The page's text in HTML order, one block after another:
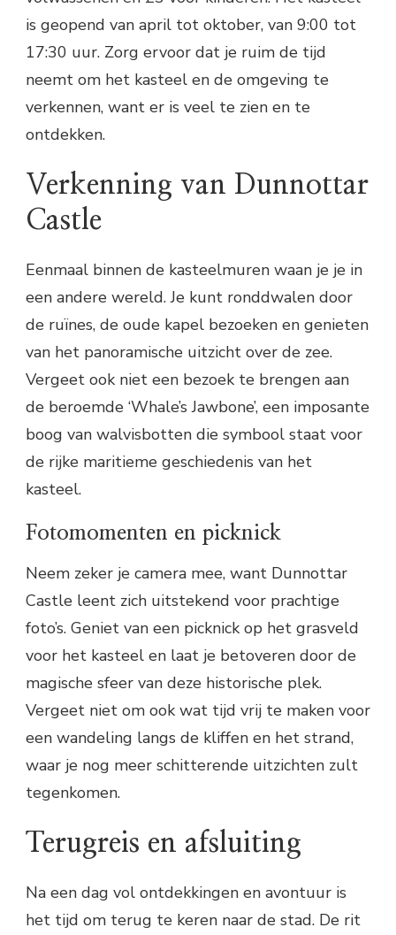
is geopend van april tot oktober, van 9:00 tot
17:30 uur. Zorg ervoor dat je ruim de tijd
neemt om het kasteel en de omgeving te
verkennen, want er is veel te zien en te
ontdekken.
Verkenning van Dunnottar
Castle
Eenmaal binnen de kasteelmuren waan je je in
een andere wereld. Je kunt ronddwalen door
de ruïnes, de oude kapel bezoeken en genieten
van het panoramische uitzicht over de zee.
Vergeet ook niet een bezoek te brengen aan
de beroemde ‘Whale’s Jawbone’, een imposante
boog van walvisbotten die symbool staat voor
de rijke maritieme geschiedenis van het
kasteel.
Fotomomenten en picknick
Neem zeker je camera mee, want Dunnottar
Castle leent zich uitstekend voor prachtige
foto’s. Geniet van een picknick op het grasveld
voor het kasteel en laat je betoveren door de
magische sfeer van deze historische plek.
Vergeet niet om ook wat tijd vrij te maken voor
een wandeling langs de kliffen en het strand,
waar je nog meer schitterende uitzichten zult
tegenkomen.
Terugreis en afsluiting
Na een dag vol ontdekkingen en avontuur is
het tijd om terug te keren naar de stad. De rit